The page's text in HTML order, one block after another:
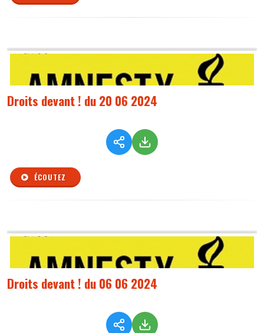
Droits devant ! du 20 06 2024
ÉCOUTEZ
Droits devant ! du 06 06 2024